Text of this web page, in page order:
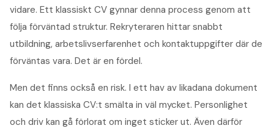
vidare. Ett klassiskt CV gynnar denna process genom att
följa förväntad struktur. Rekryteraren hittar snabbt
utbildning, arbetslivserfarenhet och kontaktuppgifter där de
förväntas vara. Det är en fördel.
Men det finns också en risk. I ett hav av likadana dokument
kan det klassiska CV:t smälta in väl mycket. Personlighet
och driv kan gå förlorat om inget sticker ut. Även därför